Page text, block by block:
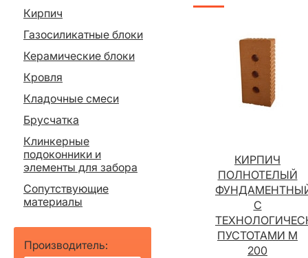
КИРПИЧ
ПОЛНОТЕЛЫЙ
С
ПУСТОТАМИ М
200
Кирпич
Газосиликатные блоки
Керамические блоки
Кровля
Кладочные смеси
Брусчатка
Клинкерные
подоконники и
элементы для забора
Сопутствующие
материалы
Производитель: